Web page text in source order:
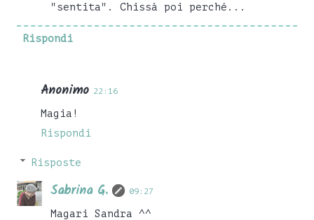
"sentita". Chissà poi perché...
Rispondi
Anonimo 22:16
Magia!
Rispondi
Risposte
Sabrina G. 09:27
Magari Sandra ^^